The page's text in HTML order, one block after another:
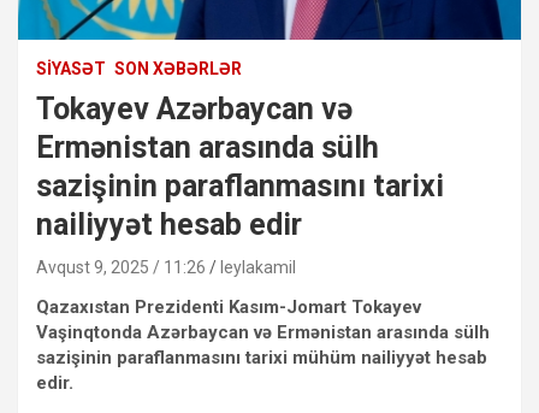
SIYASƏT SON XƏBƏRLƏR
Tokayev Azərbaycan və
Ermənistan arasında sülh
sazişinin paraflanmasını tarixi
nailiyyət hesab edir
Avqust 9, 2025 / 11:26 leylakamil
Qazaxıstan Prezidenti Kasım-Jomart Tokayev
Vaşinqtonda Azərbaycan və Ermənistan arasında sülh
sazişinin paraflanmasını tarixi mühüm nailiyyət hesab
edir.